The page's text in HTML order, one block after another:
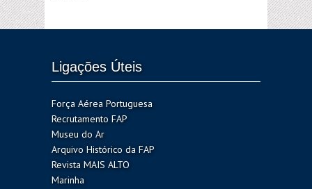
Ligações Úteis
Força Aérea Portuguesa
Recrutamento FAP
Museu do Ar
Arquivo Histórico da FAP
Revista MAIS ALTO
Marinha